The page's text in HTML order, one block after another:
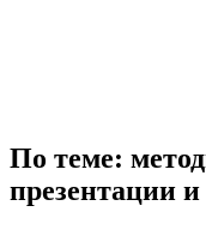
По теме:
презентации